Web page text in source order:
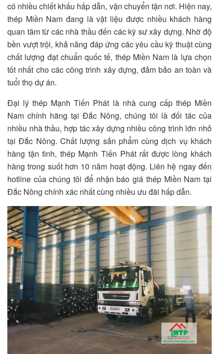
có nhiều chiết khấu hấp dẫn, vận chuyển tận nơi. Hiện nay,
thép Miền Nam đang là vật liệu được nhiều khách hàng
quan tâm từ các nhà thầu đến các kỹ sư xây dựng. Nhờ độ
bền vượt trội, khả năng đáp ứng các yêu cầu kỹ thuật cùng
chất lượng đạt chuẩn quốc tế, thép Miền Nam là lựa chọn
tốt nhất cho các công trình xây dựng, đảm bảo an toàn và
tuổi thọ dự án.
Đại lý thép Mạnh Tiến Phát là nhà cung cấp thép Miền
Nam chính hãng tại Đắc Nông, chúng tôi là đối tác của
nhiều nhà thầu, hợp tác xây dựng nhiều công trình lớn nhỏ
tại Đắc Nông. Chất lượng sản phẩm cùng dịch vụ khách
hàng tận tình, thép Mạnh Tiến Phát rất được lòng khách
hàng trong suốt hơn 10 năm hoạt động. Liên hệ ngay đến
hotline của chúng tôi để nhận báo giá thép Miền Nam tại
Đắc Nông chính xác nhất cùng nhiều ưu đãi hấp dẫn.